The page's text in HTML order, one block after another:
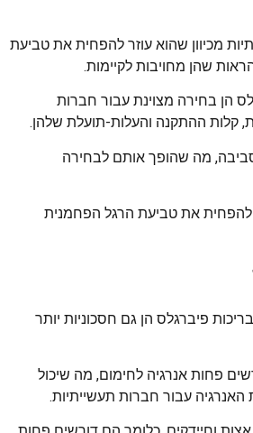
מכיוון שהוא עוזר להפחית את טביעת
שהן מחויבות לקיימות.
הן בחירה מצוינת עבור חברות
קלות ההתקנה והעלות-תועלת שלהן.
מה שהופך אותם לבחירה
להפחית את טביעת הרגל הפחמנית
פיברגלס הן גם חסכוניות יותר
פחות אנרגיה לחימום, מה שיכול
האנרגיה עבור חברות תעשייתיות.